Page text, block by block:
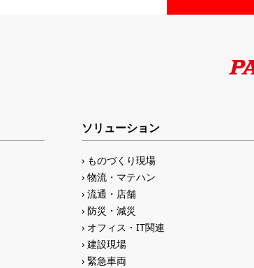
ソリューション
ものづくり現場
物流・マテハン
流通・店舗
防災・減災
オフィス・IT関連
建設現場
緊急車両